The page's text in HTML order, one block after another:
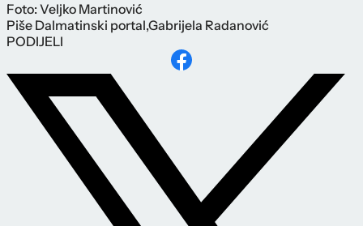
Foto: Veljko Martinović
Piše Dalmatinski portal,Gabrijela Radanović
PODIJELI